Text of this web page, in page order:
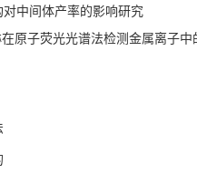
对中间体产率的影响研究
原子荧光光谱法检测金属离子中